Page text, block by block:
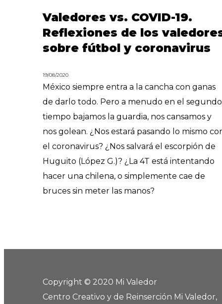
Valedores vs. COVID-19.
Reflexiones de los
sobre fútbol y coronavirus
19/08/2020
México siempre entra a la cancha con ganas
de darlo todo. Pero a menudo en el segundo
tiempo bajamos la guardia, nos cansamos y
nos golean. ¿Nos estará pasando lo mismo
el coronavirus? ¿Nos salvará el escorpión de
Huguito (López G.)? ¿La 4T está intentando
hacer una chilena, o simplemente cae de
bruces sin meter las manos?
Copyright © 2020 Mi Valedor
Centro Creativo y de Reinserción Mi Valedor,